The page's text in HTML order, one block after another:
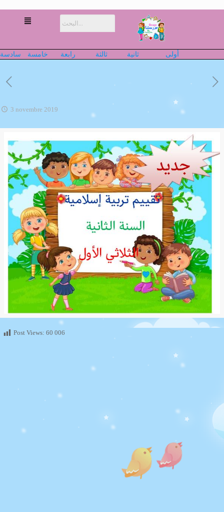
أولى ثانية ثالثة رابعة خامسة سادسة
3 novembre 2019
Post Views: 60 006